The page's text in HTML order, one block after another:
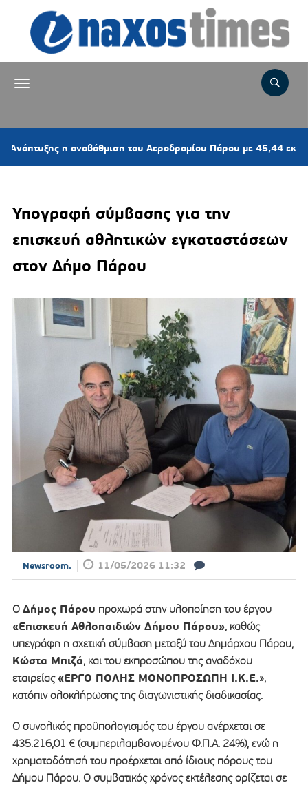
η αναβάθμιση του Αεροδρομίου Πάρου με 45,44 εκατ. ευρώ
Υπογραφή σύμβασης για την
επισκευή αθλητικών εγκαταστάσεων
στον Δήμο Πάρου
Newsroom. 11/05/2026 11:32
Ο Δήμος Πάρου προχωρά στην υλοποίηση του έργου
«Επισκευή Αθλοπαιδιών Δήμου Πάρου», καθώς
υπεγράφη η σχετική σύμβαση μεταξύ του Δημάρχου Πάρου,
Κώστα Μπιζά, και του εκπροσώπου της αναδόχου
εταιρείας «ΕΡΓΟ ΠΟΛΗΣ ΜΟΝΟΠΡΟΣΩΠΗ Ι.Κ.Ε.»,
κατόπιν ολοκλήρωσης της διαγωνιστικής διαδικασίας.
Ο συνολικός προϋπολογισμός του έργου ανέρχεται σε
435.216,01 € (συμπεριλαμβανομένου Φ.Π.Α. 24%), ενώ η
χρηματοδότησή του προέρχεται από ίδιους πόρους του
Δήμου Πάρου. Ο συμβατικός χρόνος εκτέλεσης ορίζεται σε